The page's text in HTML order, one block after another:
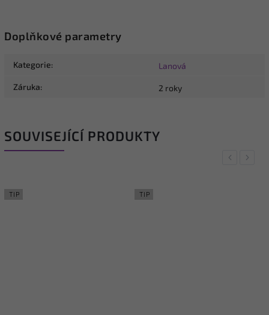
Doplňkové parametry
Kategorie: Lanová
Záruka: 2 roky
SOUVISEJÍCÍ PRODUKTY
Previous
TIP TIP
Next